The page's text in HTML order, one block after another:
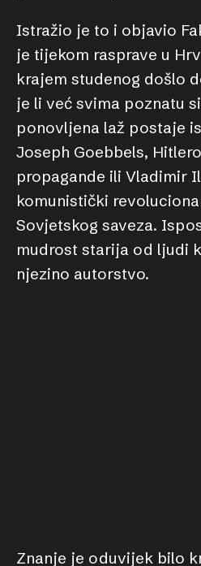
Istražio je to i objavio
je tijekom rasprave u
krajem studenog došlo
je li već svima poznatu
ponovljena laž postaje
Joseph Goebbels,
propagande ili Vladimir
komunistički
Sovjetskog saveza.
mudrost starija od ljudi
njezino autorstvo.
Znanje je oduvijek bilo